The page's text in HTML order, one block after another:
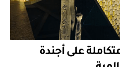
على أجندة